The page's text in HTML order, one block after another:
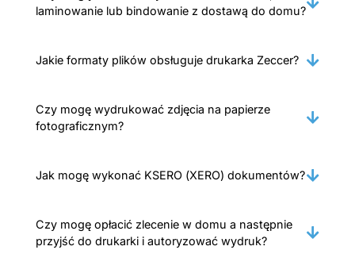
laminowanie lub bindowanie z dostawą do domu?
Jakie formaty plików obsługuje drukarka Zeccer?
Czy mogę wydrukować zdjęcia na papierze
fotograficznym?
Jak mogę wykonać KSERO (XERO) dokumentów?
Czy mogę opłacić zlecenie w domu a następnie
przyjść do drukarki i autoryzować wydruk?